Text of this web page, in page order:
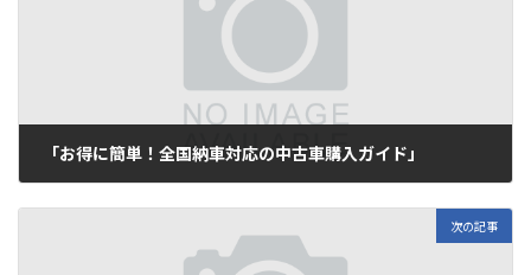
「お得に簡単！全国納車対応の中古車購入ガイド」
次の記事